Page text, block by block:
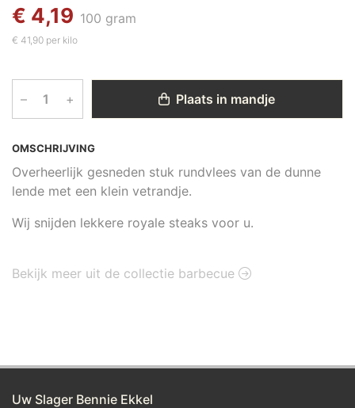
OMSCHRIJVING
Overheerlijk gesneden stuk rundvlees van de dunne
lende met een klein vetrandje.
Wij snijden lekkere royale steaks voor u.
€ 4,19 100 gram
€ 41,90 per kilo
– + Plaats in mandje
Bekijk meer uit de collectie barbecue
Uw Slager Bennie Ekkel